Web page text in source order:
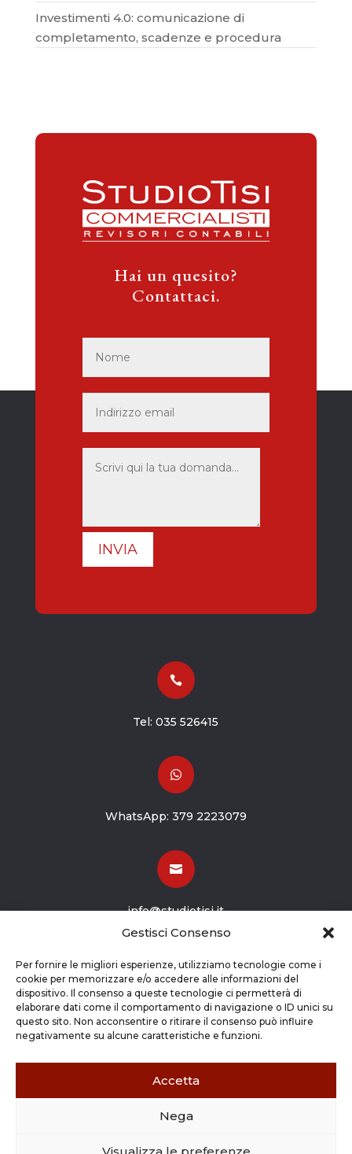
Gestisci Consenso
Per fornire le migliori esperienze, utilizziamo tecnologie come i
cookie per memorizzare e/o accedere alle informazioni del
dispositivo. Il consenso a queste tecnologie ci permetterà di
elaborare dati come il comportamento di navigazione o ID unici su
questo sito. Non acconsentire o ritirare il consenso può influire
negativamente su alcune caratteristiche e funzioni.
Accetta
Nega
Visualizza le preferenze
Investimenti 4.0: comunicazione di
completamento, scadenze e procedura
Hai un quesito?
Contattaci.
INVIA

Tel:035 526415

WhatsApp: 379 2223079

info@studiotisi.it

Viale Europa 8
Grassobbio BG (24050)
Copyright © 2026 STUDIO TISI SRL –